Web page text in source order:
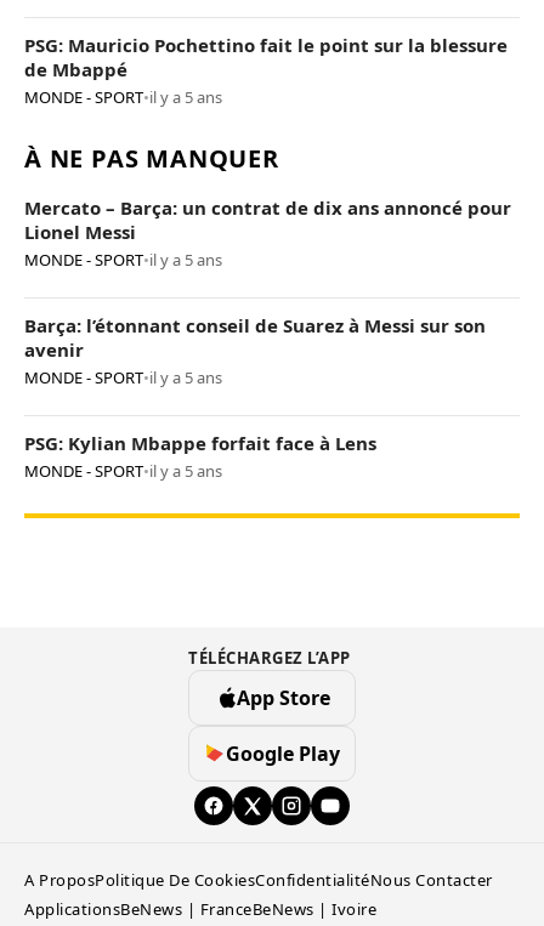
PSG: Mauricio Pochettino fait le point sur la blessure
de Mbappé
MONDE - SPORT•il y a 5 ans
À NE PAS MANQUER
Mercato – Barça: un contrat de dix ans annoncé pour
Lionel Messi
MONDE - SPORT•il y a 5 ans
Barça: l’étonnant conseil de Suarez à Messi sur son
avenir
MONDE - SPORT•il y a 5 ans
PSG: Kylian Mbappe forfait face à Lens
MONDE - SPORT•il y a 5 ans
TÉLÉCHARGEZ L’APP
App Store
Google Play
A ProposPolitique De CookiesConfidentialitéNous Contacter
ApplicationsBeNews | FranceBeNews | Ivoire